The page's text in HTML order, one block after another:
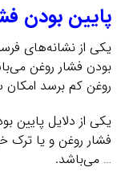
پایین بودن
یکی از نشانه‌های
بودن فشار روغن
روغن کم برسد امکان
یکی از دلایل پایین
فشار روغن و یا ترک
… می‌باشد.